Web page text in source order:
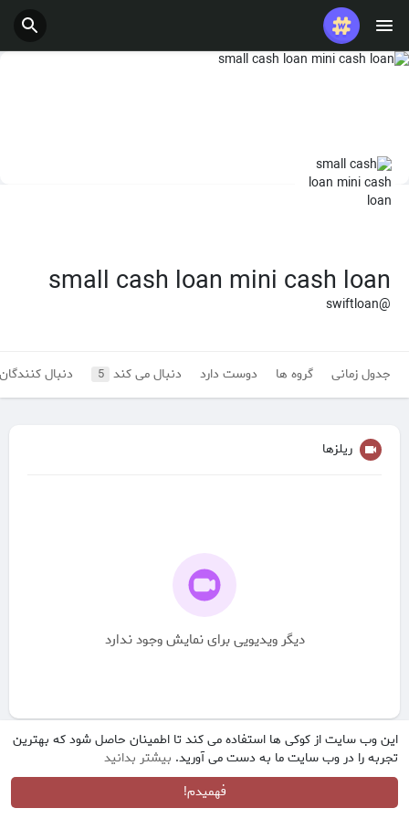
این وب سایت از کوکی ها استفاده می کند تا اطمینان حاصل شود که بهترین
تجربه را در وب سایت ما به دست می آورید. بیشتر بدانید
فهمیدم!
پست های محبوب
small cash loan mini cash loan
@swiftloan
جدول زمانی گروه ها دوست دارد دنبال می کند 5 دنبال
ریلزها
دیگر ویدیویی برای نمایش وجود ندارد